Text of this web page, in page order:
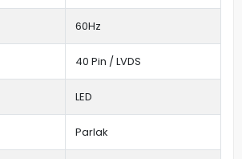
60Hz
40 Pin / LVDS
LED
Parlak